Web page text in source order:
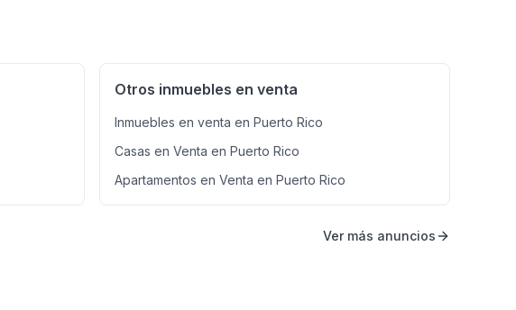
Otros inmuebles en venta
Inmuebles en venta en Puerto Rico
Casas en Venta en Puerto Rico
Apartamentos en Venta en Puerto Rico
Ver más anuncios